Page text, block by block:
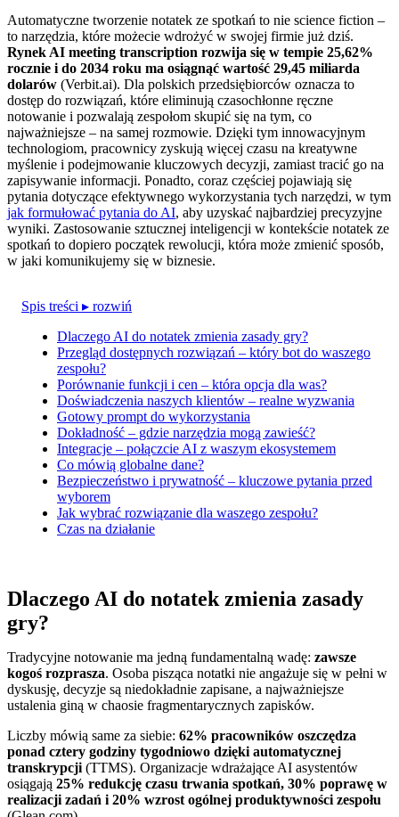
Automatyczne tworzenie notatek ze spotkań to nie science fiction –
to narzędzia, które możecie wdrożyć w swojej firmie już dziś.
Rynek AI meeting transcription rozwija się w tempie 25,62%
rocznie i do 2034 roku ma osiągnąć wartość 29,45 miliarda
dolarów (Verbit.ai). Dla polskich przedsiębiorców oznacza to
dostęp do rozwiązań, które eliminują czasochłonne ręczne
notowanie i pozwalają zespołom skupić się na tym, co
najważniejsze – na samej rozmowie. Dzięki tym innowacyjnym
technologiom, pracownicy zyskują więcej czasu na kreatywne
myślenie i podejmowanie kluczowych decyzji, zamiast tracić go na
zapisywanie informacji. Ponadto, coraz częściej pojawiają się
pytania dotyczące efektywnego wykorzystania tych narzędzi, w tym
jak formułować pytania do AI, aby uzyskać najbardziej precyzyjne
wyniki. Zastosowanie sztucznej inteligencji w kontekście notatek ze
spotkań to dopiero początek rewolucji, która może zmienić sposób,
w jaki komunikujemy się w biznesie.
Spis treści ▸ rozwiń
Dlaczego AI do notatek zmienia zasady gry?
Przegląd dostępnych rozwiązań – który bot do waszego
zespołu?
Porównanie funkcji i cen – która opcja dla was?
Doświadczenia naszych klientów – realne wyzwania
Gotowy prompt do wykorzystania
Dokładność – gdzie narzędzia mogą zawieść?
Integracje – połączcie AI z waszym ekosystemem
Co mówią globalne dane?
Bezpieczeństwo i prywatność – kluczowe pytania przed
wyborem
Jak wybrać rozwiązanie dla waszego zespołu?
Czas na działanie
Dlaczego AI do notatek zmienia zasady
gry?
Tradycyjne notowanie ma jedną fundamentalną wadę: zawsze
kogoś rozprasza. Osoba pisząca notatki nie angażuje się w pełni w
dyskusję, decyzje są niedokładnie zapisane, a najważniejsze
ustalenia giną w chaosie fragmentarycznych zapisków.
Liczby mówią same za siebie: 62% pracowników oszczędza
ponad cztery godziny tygodniowo dzięki automatycznej
transkrypcji (TTMS). Organizacje wdrażające AI asystentów
osiągają 25% redukcję czasu trwania spotkań, 30% poprawę w
realizacji zadań i 20% wzrost ogólnej produktywności zespołu